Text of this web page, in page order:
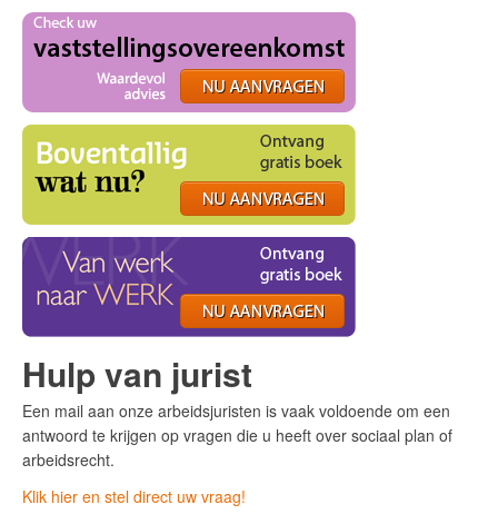
Hulp van jurist
Een mail aan onze arbeidsjuristen is vaak voldoende om een
antwoord te krijgen op vragen die u heeft over sociaal plan of
arbeidsrecht.
Klik hier en stel direct uw vraag!